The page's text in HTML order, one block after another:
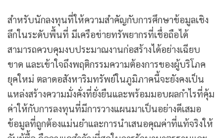
สำหรับนักลงทุนที่ให้ความสำคัญกับการศึกษาข้อมูลเชิง
ลึกในระดับพื้นที่ มีเครือข่ายทรัพยากรที่เชื่อถือได้
สามารถควบคุมงบประมาณงานก่อสร้างได้อย่างเฉียบ
ขาด และเข้าใจถึงพฤติกรรมความต้องการของผู้บริโภค
ยุคใหม่ ตลาดอสังหาริมทรัพย์ในภูมิภาคนี้จะยังคงเป็น
แหล่งสร้างความมั่งคั่งที่ยั่งยืนและพร้อมมอบผลกำไรที่คุ้ม
ค่าให้กับการลงทุนที่มีการวางแผนมาเป็นอย่างดีเสมอ
ข้อมูลที่ถูกต้องแม่นยำและการนำเสนอคุณค่าที่แท้จริงให้